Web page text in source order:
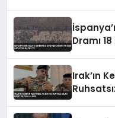
Dramı
Irak’ın